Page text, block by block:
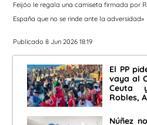
Feijóo le regala una camiseta firmada por
España que no se rinde ante la adversidad»
Publicado 8 Jun 2026 18:19
El PP
vaya al
Ceuta
Robles,
Núñez